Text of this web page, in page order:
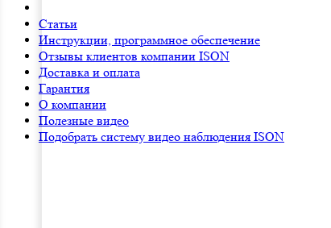
Статьи
Инструкции, программное обеспечение
Отзывы клиентов компании ISON
Доставка и оплата
Гарантия
О компании
Полезные видео
Подобрать систему видео наблюдения ISON